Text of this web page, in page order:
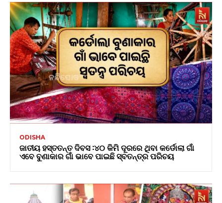
ODISHA
ଜାତୀୟ ହସ୍ତତନ୍ତ ଦିବସ :୪୦ କିମି ଦୂରରେ ଥିବା କର୍ଡୋଲା ଗାଁ
ଏବେ ବୁଣାକାର ଗାଁ ଭାବେ ପାଇଛି ସ୍ବତନ୍ତ୍ର ପରିଚୟ